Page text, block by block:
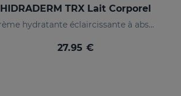
HIDRADERM TRX Lait Corporel
Crème hydratante éclaircissante à absorption rapide
27.95 €